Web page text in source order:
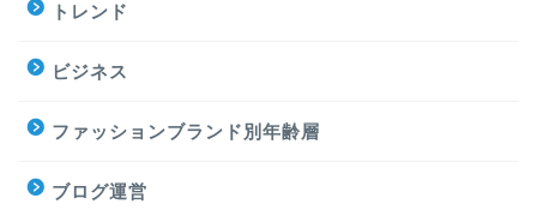
トレンド
ビジネス
ファッションブランド別年齢層
ブログ運営